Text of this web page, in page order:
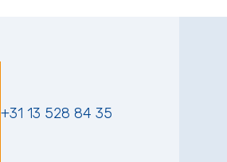
+31 13 528 84 35